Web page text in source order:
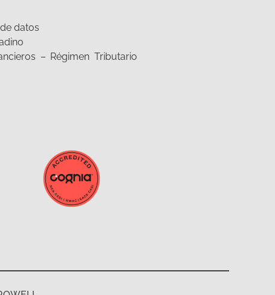
datos
– Régimen Tributario